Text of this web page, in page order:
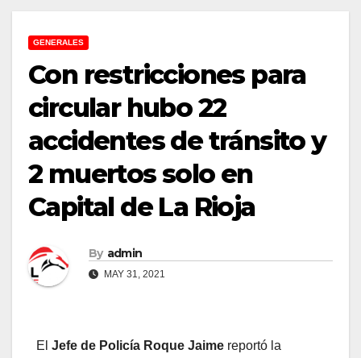
GENERALES
Con restricciones para
circular hubo 22
accidentes de tránsito y
2 muertos solo en
Capital de La Rioja
By admin
MAY 31, 2021
El Jefe de Policía Roque Jaime reportó la